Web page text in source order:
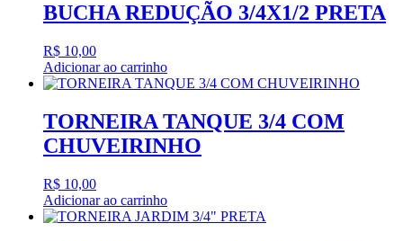
BUCHA REDUÇÃO 3/4X1/2 PRETA
R$ 10,00
Adicionar ao carrinho
TORNEIRA TANQUE 3/4 COM
CHUVEIRINHO
R$ 10,00
Adicionar ao carrinho